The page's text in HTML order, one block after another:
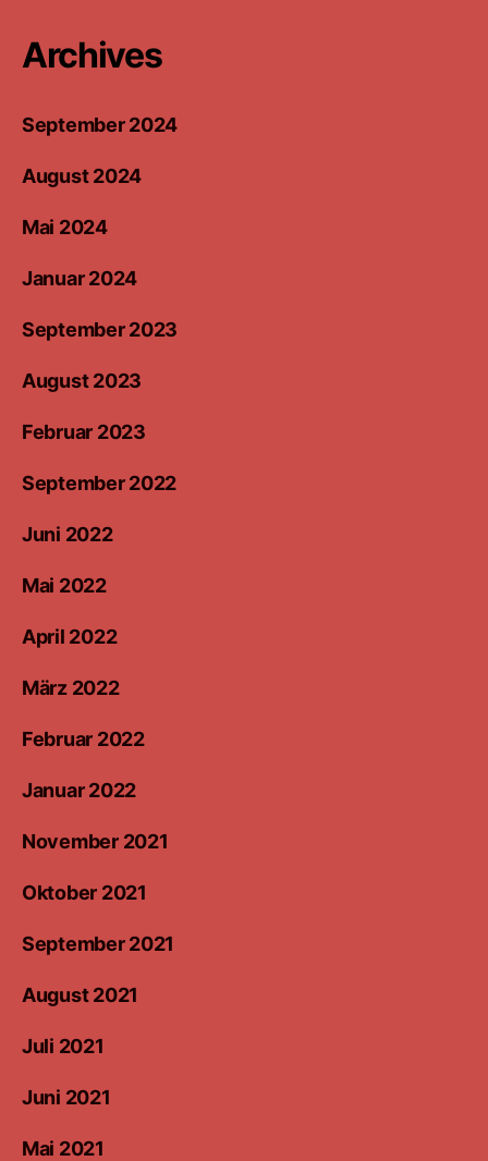
Archives
September 2024
August 2024
Mai 2024
Januar 2024
September 2023
August 2023
Februar 2023
September 2022
Juni 2022
Mai 2022
April 2022
März 2022
Februar 2022
Januar 2022
November 2021
Oktober 2021
September 2021
August 2021
Juli 2021
Juni 2021
Mai 2021